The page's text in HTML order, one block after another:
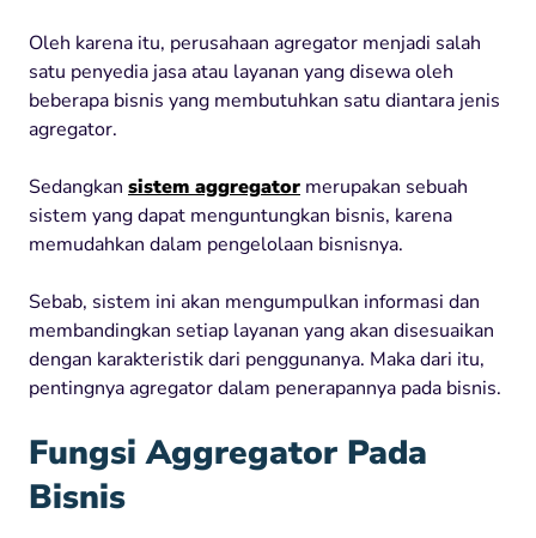
Oleh karena itu, perusahaan agregator menjadi salah
satu penyedia jasa atau layanan yang disewa oleh
beberapa bisnis yang membutuhkan satu diantara jenis
agregator.
Sedangkan sistem aggregator merupakan sebuah
sistem yang dapat menguntungkan bisnis, karena
memudahkan dalam pengelolaan bisnisnya.
Sebab, sistem ini akan mengumpulkan informasi dan
membandingkan setiap layanan yang akan disesuaikan
dengan karakteristik dari penggunanya. Maka dari itu,
pentingnya agregator dalam penerapannya pada bisnis.
Fungsi Aggregator Pada
Bisnis